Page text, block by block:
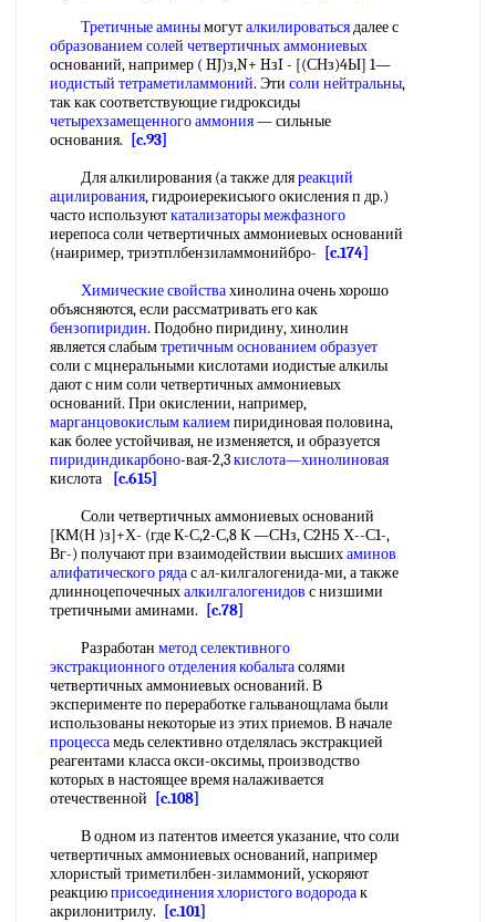
Третичные аминымогуталкилироватьсядалее с
образованием солей четвертичных аммониевых
оснований, например ( HJ)з,N+ HзI - [(СНз)4Ы] 1—
иодистый тетраметиламмоний. Эти соли нейтральны,
так как соответствующие гидроксиды
четырехзамещенного аммония— сильные
основания.
[c.93]
Для алкилирования (а также дляреакций
ацилирования, гидроиерекисыого окисления п др.)
часто используюткатализаторы межфазного
иерепоса соли четвертичных аммониевых оснований
(наиример, триэтплбензиламмонийбро-
[c.174]
Химические свойствахинолина очень хорошо
объясняются, если рассматривать его как
бензопиридин. Подобно пиридину, хинолин
является слабымтретичным основанием образует
соли с мцнеральными кислотами иодистые алкилы
дают с ним соли четвертичных аммониевых
оснований. При окислении, например,
марганцовокислым калиемпиридиновая половина,
как более устойчивая, не изменяется, и образуется
пиридиндикарбоно-вая-2,3кислота—хинолиновая
кислота
[c.615]
Соли четвертичных аммониевых оснований
[КМ(Н )з]+Х- (где К-С,2-С,8 К —СНз, С2Н5 Х--С1-,
Вг-) получают при взаимодействии высшихаминов
алифатического рядас ал-килгалогенида-ми, а также
длинноцепочечныхалкилгалогенидов с низшими
третичными аминами.
[c.78]
Разработан метод селективного
экстракционногоотделения кобальтасолями
четвертичных аммониевых оснований. В
эксперименте по переработке гальванощлама были
использованы некоторые из этих приемов. В начале
процессамедь селективно отделялась экстракцией
реагентами класса окси-оксимы, производство
которых в настоящее время налаживается
отечественной
[c.108]
В одном из патентов имеется указание, что соли
четвертичных аммониевых оснований, например
хлористый триметилбен-зиламмоний, ускоряют
реакциюприсоединения хлористого водородак
акрилонитрилу.
[c.101]